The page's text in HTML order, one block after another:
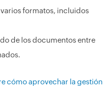
formatos, incluidos
de los documentos entre
cómo aprovechar la gestión